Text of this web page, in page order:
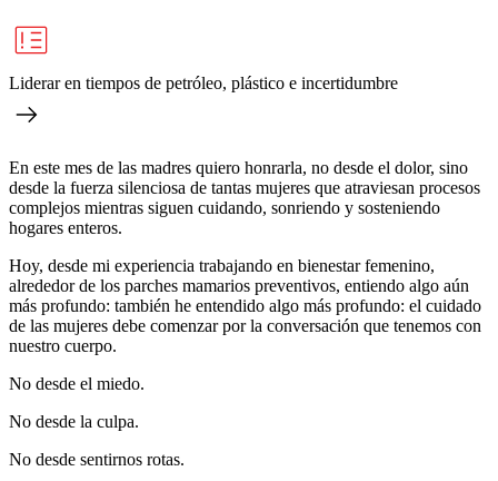
Liderar en tiempos de petróleo, plástico e incertidumbre
En este mes de las madres quiero honrarla, no desde el dolor, sino
desde la fuerza silenciosa de tantas mujeres que atraviesan procesos
complejos mientras siguen cuidando, sonriendo y sosteniendo
hogares enteros.
Hoy, desde mi experiencia trabajando en bienestar femenino,
alrededor de los parches mamarios preventivos, entiendo algo aún
más profundo: también he entendido algo más profundo: el cuidado
de las mujeres debe comenzar por la conversación que tenemos con
nuestro cuerpo.
No desde el miedo.
No desde la culpa.
No desde sentirnos rotas.